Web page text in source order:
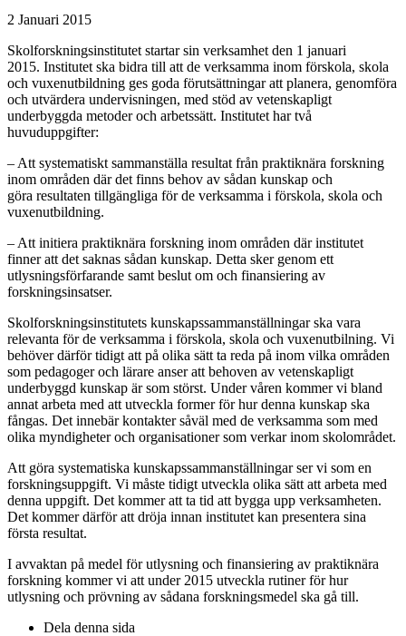
2 Januari 2015
Skolforskningsinstitutet startar sin verksamhet den 1 januari
2015. Institutet ska bidra till att de verksamma inom förskola, skola
och vuxenutbildning ges goda förutsättningar att planera, genomföra
och utvärdera undervisningen, med stöd av vetenskapligt
underbyggda metoder och arbetssätt. Institutet har två
huvuduppgifter:
– Att systematiskt sammanställa resultat från praktik­nära forskning
inom områden där det finns behov av sådan kunskap och
göra resultaten tillgängliga för de verksamma i förskola, skola och
vuxenutbildning.
– Att initiera praktiknära forskning inom områden där institutet
finner att det saknas sådan kunskap. Detta sker genom ett
utlysningsför­farande samt beslut om och finansiering av
forskningsinsatser.
Skolforskningsinstitutets kunskapssammanställningar ska vara
relevanta för de verksamma i förskola, skola och vuxenutbilning. Vi
behöver därför tidigt att på olika sätt ta reda på inom vilka områden
som pedagoger och lärare anser att behoven av vetenskapligt
underbyggd kunskap är som störst. Under våren kommer vi bland
annat arbeta med att utveckla former för hur denna kunskap ska
fångas. Det innebär kontakter såväl med de verksamma som med
olika myndigheter och organisationer som verkar inom skolområdet.
Att göra systematiska kunskapssammanställningar ser vi som en
forskningsuppgift. Vi måste tidigt utveckla olika sätt att arbeta med
denna uppgift. Det kommer att ta tid att bygga upp verksamheten.
Det kommer därför att dröja innan institutet kan presentera sina
första resultat.
I avvaktan på medel för utlysning och finansiering av praktiknära
forskning kommer vi att under 2015 utveckla rutiner för hur
utlysning och prövning av sådana forskningsmedel ska gå till.
Dela denna sida